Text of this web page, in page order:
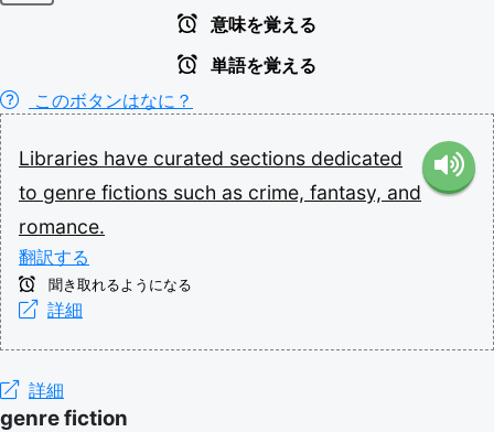
意味を覚える
単語を覚える
このボタンはなに？
Libraries have curated sections dedicated
to genre fictions such as crime, fantasy, and
romance.
翻訳する
聞き取れるようになる
詳細
詳細
genre fiction